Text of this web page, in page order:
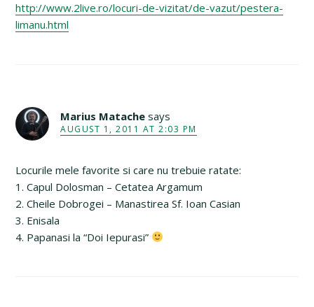
http://www.2live.ro/locuri-de-vizitat/de-vazut/pestera-
limanu.html
Marius Matache says
AUGUST 1, 2011 AT 2:03 PM
Locurile mele favorite si care nu trebuie ratate:
1. Capul Dolosman – Cetatea Argamum
2. Cheile Dobrogei – Manastirea Sf. Ioan Casian
3. Enisala
4. Papanasi la “Doi Iepurasi”